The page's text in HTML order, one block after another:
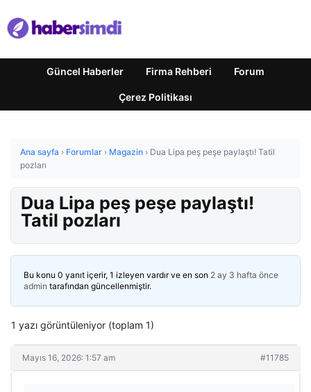
Güncel Haberler Firma Rehberi Forum
Çerez Politikası
Ana sayfa › Forumlar › Magazin › Dua Lipa peş peşe paylaştı! Tatil
pozları
Dua Lipa peş peşe paylaştı!
Tatil pozları
Bu konu 0 yanıt içerir, 1 izleyen vardır ve en son 2 ay 3 hafta önce
admin tarafından güncellenmiştir.
1 yazı görüntüleniyor (toplam 1)
Mayıs 16, 2026: 1:57 am #11785